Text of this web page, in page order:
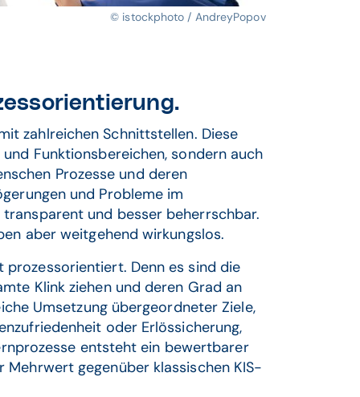
© istockphoto / AndreyPopov
zahlreichen Schnittstellen. Diese
Funktionsbereichen, sondern auch
Prozesse und deren
und Probleme im
und besser beherrschbar.
aber weitgehend wirkungslos.
prozessorientiert. Denn es sind die
Klink ziehen und deren Grad an
Umsetzung übergeordneter Ziele,
oder Erlössicherung,
entsteht ein bewertbarer
gegenüber klassischen KIS-